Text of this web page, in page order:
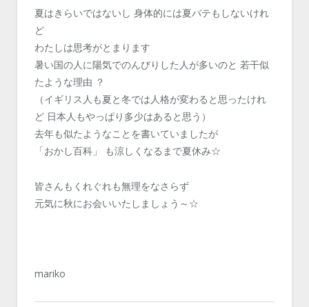
夏はきらいではないし 身体的には夏バテもしないけれ
ど
わたしは思考がとまります
暑い国の人に陽気でのんびりした人が多いのと 若干似
たような理由 ？
（イギリス人も夏と冬では人格が変わると思ったけれ
ど 日本人もやっぱり多少はあると思う）
去年も似たようなことを書いていましたが
「おかし百科」 も涼しくなるまで夏休み☆
皆さんもくれぐれも無理をなさらず
元気に秋にお会いいたしましょう～☆
mariko